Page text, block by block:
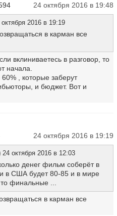
24 октября 2016 в 19:48
2016 в 19:19
в карман все
вклиниваетесь в разговор, то
начала.
, которые заберут
и бюджет. Вот и
24 октября 2016 в 19:19
24 октября 2016 в 12:03
денег фильм соберёт в
в США будет 80-85 и в мире
финальные ...
в карман все